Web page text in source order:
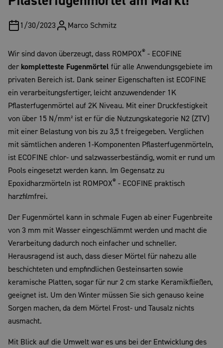
1/30/2023 Marco Schmitz
Wir sind davon überzeugt, dass ROMPOX® - ECOFINE
der kompletteste Fugenmörtel für alle Anwendungsgebiete im
privaten Bereich ist. Dank seiner Eigenschaften ist ECOFINE
ein verarbeitungsfertiger, leicht anzuwendender 1K
Pflasterfugenmörtel auf 2K Niveau. Mit einer Druckfestigkeit
von über 15 N/mm² ist er für die Nutzungskategorie N2 (ZTV)
mit einer Belastung von bis zu 3,5 t freigegeben. Verglichen
mit sämtlichen anderen 1-Komponenten Pflasterfugenmörteln,
ist ECOFINE chlor- und salzwasserbeständig, womit er rund um
Pools eingesetzt werden kann. Im Gegensatz zu
Epoxidharzmörteln ist ROMPOX® - ECOFINE praktisch
harzfilmfrei.
Der Fugenmörtel kann in schmale Fugen ab einer Fugenbreite
von 3 mm mit Wasser eingeschlämmt werden und macht die
Verarbeitung dadurch noch einfacher und schneller.
Herausragend ist auch, dass dieser Mörtel für nahezu alle
beschichteten und empfindlichen Gesteinsarten sowie
keramische Platten, sogar für nur 2 cm starke Keramikfließen,
geeignet ist. Um den Winter müssen Sie sich genauso keine
Sorgen machen, da dem Mörtel Frost- und Tausalz nichts
ausmacht.
Mit Blick auf die Umwelt war es uns bei der Entwicklung des